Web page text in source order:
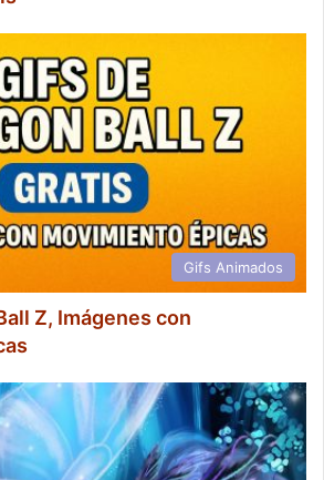
Gifs Animados
Z, Imágenes con